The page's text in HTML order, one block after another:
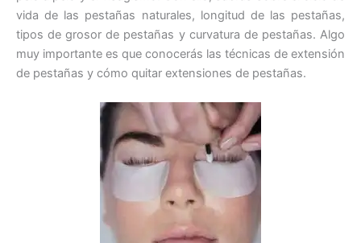
vida de las pestañas naturales, longitud de las pestañas,
tipos de grosor de pestañas y curvatura de pestañas. Algo
muy importante es que conocerás las técnicas de extensión
de pestañas y cómo quitar extensiones de pestañas.